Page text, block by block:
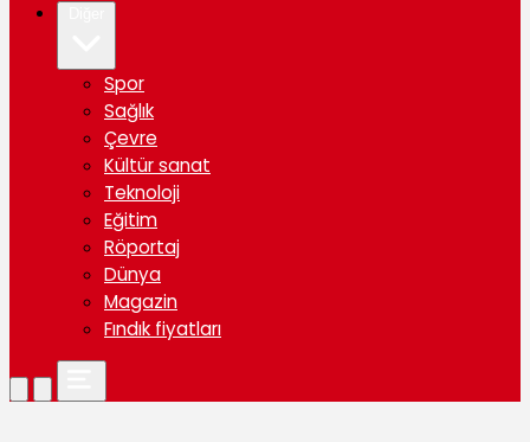
Spor
Sağlık
Çevre
Kültür sanat
Teknoloji
Eğitim
Röportaj
Dünya
Magazin
Fındık fiyatları